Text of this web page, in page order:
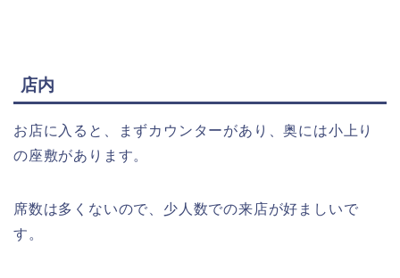
店内
お店に入ると、まずカウンターがあり、奥には小上り
の座敷があります。
席数は多くないので、少人数での来店が好ましいで
す。